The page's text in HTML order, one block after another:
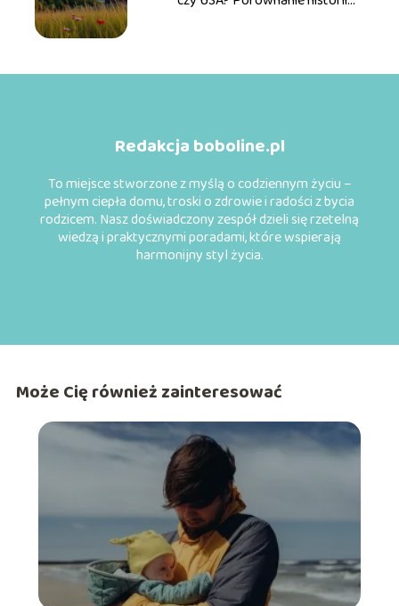
Redakcja boboline.pl
To miejsce stworzone z myślą o codziennym życiu –
pełnym ciepła domu, troski o zdrowie i radości z bycia
rodzicem. Nasz doświadczony zespół dzieli się rzetelną
wiedzą i praktycznymi poradami, które wspierają
harmonijny styl życia.
Może Cię również zainteresować